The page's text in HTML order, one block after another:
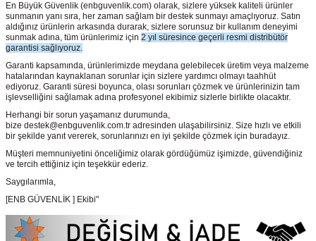
En Büyük Güvenlik (enbguvenlik.com) olarak, sizlere yüksek kaliteli ürünler
sunmanın yanı sıra, her zaman sağlam bir destek sunmayı amaçlıyoruz. Satın
aldığınız ürünlerin arkasında durarak, sizlere sorunsuz bir kullanım deneyimi
sunmak adına, tüm ürünlerimiz için 2 yıl süresince geçerli resmi distribütör
garantisi sağlıyoruz.
Garanti kapsamında, ürünlerimizde meydana gelebilecek üretim veya malzeme
hatalarından kaynaklanan sorunlar için sizlere yardımcı olmayı taahhüt
ediyoruz. Garanti süresi boyunca, olası sorunları çözmek ve ürünlerinizin tam
işlevselliğini sağlamak adına profesyonel ekibimiz sizlerle birlikte olacaktır.
Herhangi bir sorun yaşamanız durumunda,
bize destek@enbguvenlik.com.tr adresinden ulaşabilirsiniz. Size hızlı ve etkili
bir şekilde yanıt vererek, sorunlarınızı en iyi şekilde çözmek için buradayız.
Müşteri memnuniyetini önceliğimiz olarak gördüğümüz işimizde, güvendiğiniz
ve tercih ettiğiniz için teşekkür ederiz.
Saygılarımla,
[ENB GÜVENLİK ] Ekibi"